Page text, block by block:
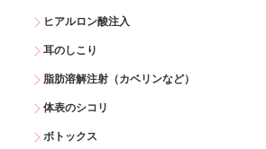
ヒアルロン酸注入
耳のしこり
脂肪溶解注射（カベリンなど）
体表のシコリ
ボトックス